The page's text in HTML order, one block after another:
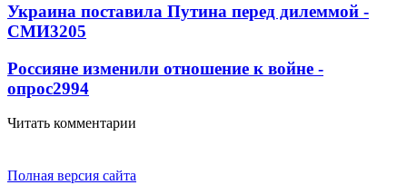
Украина поставила Путина перед дилеммой -
СМИ3205
Россияне изменили отношение к войне -
опрос2994
Читать комментарии
Полная версия сайта